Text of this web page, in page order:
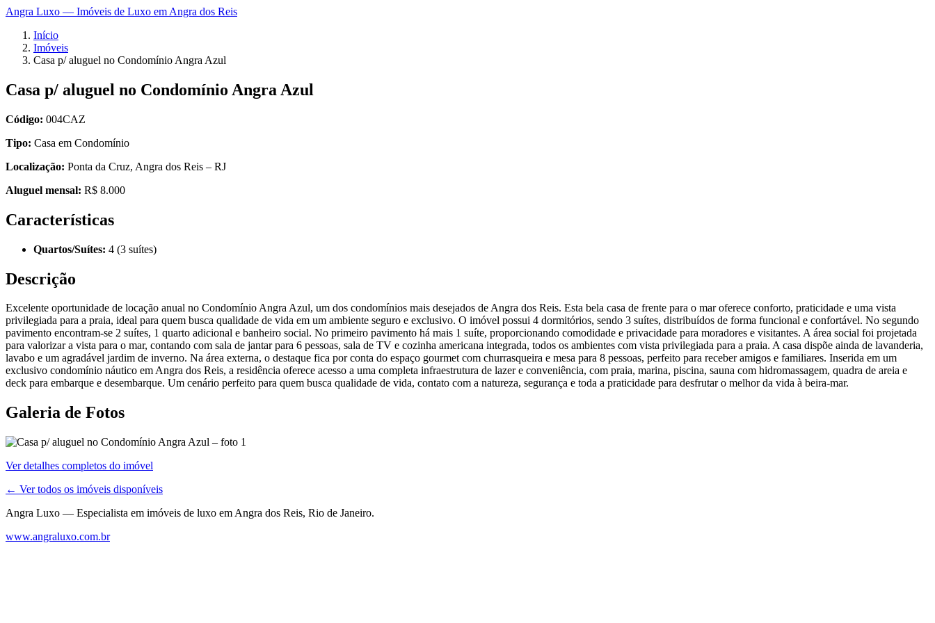
Angra Luxo — Imóveis de Luxo em Angra dos Reis
Início
Imóveis
Casa p/ aluguel no Condomínio Angra Azul
Casa p/ aluguel no Condomínio Angra Azul
Código: 004CAZ
Tipo: Casa em Condomínio
Localização: Ponta da Cruz, Angra dos Reis – RJ
Aluguel mensal: R$ 8.000
Características
Quartos/Suítes: 4 (3 suítes)
Descrição
Excelente oportunidade de locação anual no Condomínio Angra Azul, um dos condomínios mais desejados de Angra dos Reis. Esta bela casa de frente para o mar oferece conforto, praticidade e uma vista
privilegiada para a praia, ideal para quem busca qualidade de vida em um ambiente seguro e exclusivo. O imóvel possui 4 dormitórios, sendo 3 suítes, distribuídos de forma funcional e confortável. No segundo
pavimento encontram-se 2 suítes, 1 quarto adicional e banheiro social. No primeiro pavimento há mais 1 suíte, proporcionando comodidade e privacidade para moradores e visitantes. A área social foi projetada
para valorizar a vista para o mar, contando com sala de jantar para 6 pessoas, sala de TV e cozinha americana integrada, todos os ambientes com vista privilegiada para a praia. A casa dispõe ainda de lavanderia,
lavabo e um agradável jardim de inverno. Na área externa, o destaque fica por conta do espaço gourmet com churrasqueira e mesa para 8 pessoas, perfeito para receber amigos e familiares. Inserida em um
exclusivo condomínio náutico em Angra dos Reis, a residência oferece acesso a uma completa infraestrutura de lazer e conveniência, com praia, marina, piscina, sauna com hidromassagem, quadra de areia e
deck para embarque e desembarque. Um cenário perfeito para quem busca qualidade de vida, contato com a natureza, segurança e toda a praticidade para desfrutar o melhor da vida à beira-mar.
Galeria de Fotos
Ver detalhes completos do imóvel
← Ver todos os imóveis disponíveis
Angra Luxo — Especialista em imóveis de luxo em Angra dos Reis, Rio de Janeiro.
www.angraluxo.com.br